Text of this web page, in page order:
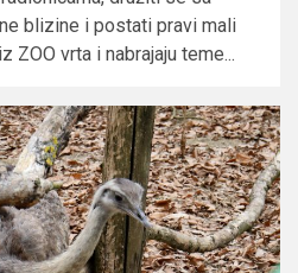
blizine i postati pravi mali
ZOO vrta i nabrajaju teme...